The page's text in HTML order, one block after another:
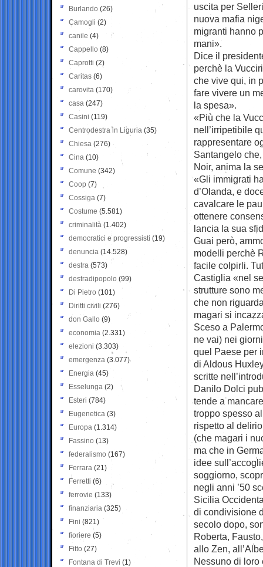
uscita per
nuova mafia
migranti hanno
mani».
Dice il
perchè la
che vive qui, in
fare vivere un
la spesa».
«Più che la
nell’irripetibile
rappresentare
Santangelo
Noir, anima la
«Gli immigrati
d’Olanda, e
cavalcare le
ottenere
lancia la sua
Guai però,
modelli perchè
facile colpirli.
Castiglia «nel
strutture sono
che non
magari si
Sceso a
ne vai) nei
quel Paese per
di Aldous
scritte
Danilo Dolci
tende a
troppo spesso
rispetto al
(che magari i
ma che in
idee
soggiorno,
negli anni ’50
Sicilia
di condivisione
secolo dopo,
Roberta,
allo Zen,
Nessuno di loro
Burlando (26)
Camogli (2)
canile (4)
Cappello (8)
Caprotti (2)
Caritas (6)
carovita (170)
casa (247)
Casini (119)
Centrodestra in Liguria (35)
Chiesa (276)
Cina (10)
Comune (342)
Coop (7)
Cossiga (7)
Costume (5.581)
criminalità (1.402)
democratici e progressisti (19)
denuncia (14.528)
destra (573)
destradipopolo (99)
Di Pietro (101)
Diritti civili (276)
don Gallo (9)
economia (2.331)
elezioni (3.303)
emergenza (3.077)
Energia (45)
Esselunga (2)
Esteri (784)
Eugenetica (3)
Europa (1.314)
Fassino (13)
federalismo (167)
Ferrara (21)
Ferretti (6)
ferrovie (133)
finanziaria (325)
Fini (821)
fioriere (5)
Fitto (27)
Fontana di Trevi (1)